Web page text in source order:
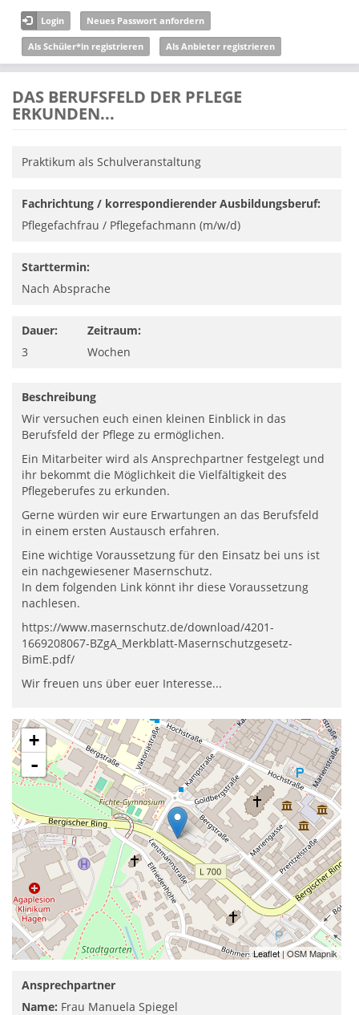
Direkt zum Inhalt
Login Neues Passwort anfordern
Als Schüler*in registrieren Als Anbieter registrieren
DAS BERUFSFELD DER PFLEGE
ERKUNDEN...
Praktikum als Schulveranstaltung
Fachrichtung / korrespondierender Ausbildungsberuf:
Pflegefachfrau / Pflegefachmann (m/w/d)
Starttermin:
Nach Absprache
Dauer:
3
Zeitraum:
Wochen
Beschreibung
Wir versuchen euch einen kleinen Einblick in das
Berufsfeld der Pflege zu ermöglichen.
Ein Mitarbeiter wird als Ansprechpartner festgelegt und
ihr bekommt die Möglichkeit die Vielfältigkeit des
Pflegeberufes zu erkunden.
Gerne würden wir eure Erwartungen an das Berufsfeld
in einem ersten Austausch erfahren.
Eine wichtige Voraussetzung für den Einsatz bei uns ist
ein nachgewiesener Masernschutz.
In dem folgenden Link könnt ihr diese Voraussetzung
nachlesen.
https://www.masernschutz.de/download/4201-
1669208067-BZgA_Merkblatt-Masernschutzgesetz-
BimE.pdf/
Wir freuen uns über euer Interesse...
+
-
Leaflet| OSM Mapnik
Ansprechpartner
Name: Frau Manuela Spiegel